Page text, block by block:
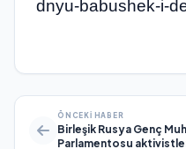
dnyu-babushek-i-
ÖNCEKI HABER
Birleşik Rusya Genç
Parlamentosu